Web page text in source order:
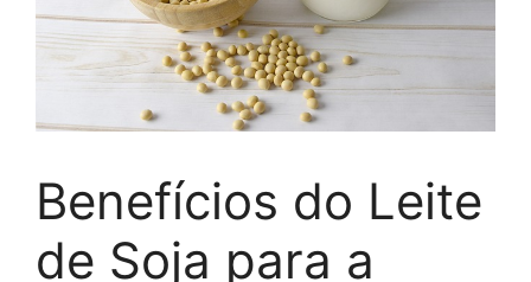
Benefícios do Leite
de Soja para a